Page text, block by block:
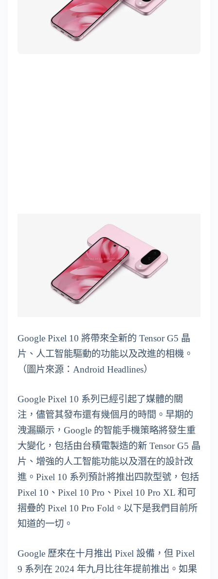
Google Pixel 10 將帶來全新的 Tensor G5 晶
片、人工智能驅動的功能以及改進的相機。
（圖片來源：Android Headlines）
Google Pixel 10 系列已經引起了媒體的關
注，儘管其發布還有幾個月的時間。早期的
洩漏顯示，Google 的智能手機策略將發生重
大變化，包括由台積電製造的新 Tensor G5 晶
片、增強的人工智能功能以及潛在的設計改
進。Pixel 10 系列預計將推出四款型號，包括
Pixel 10、Pixel 10 Pro、Pixel 10 Pro XL 和可
摺疊的 Pixel 10 Pro Fold。以下是我們目前所
知道的一切。
Google 歷來在十月推出 Pixel 設備，但 Pixel
9 系列在 2024 年九月比往年提前推出。如果